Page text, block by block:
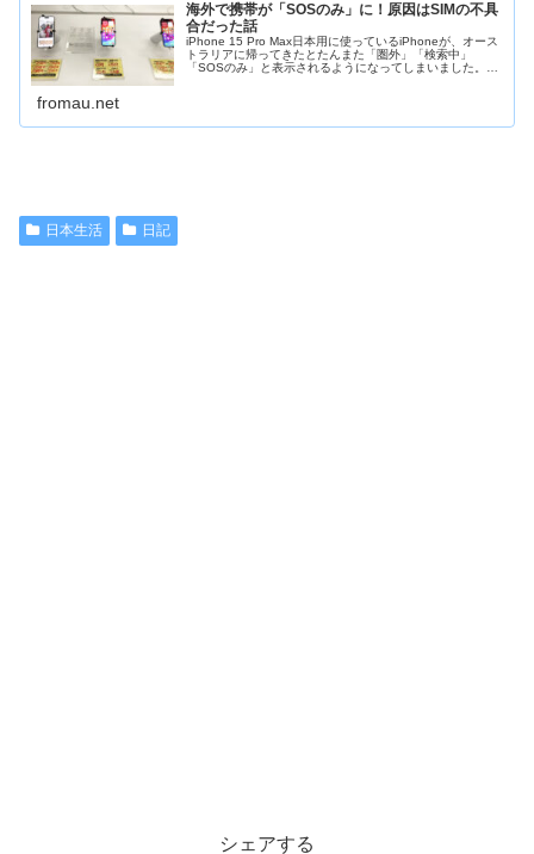
海外で携帯が「SOSのみ」に！原因はSIMの不具
合だった話
iPhone 15 Pro Max日本用に使っているiPhoneが、オース
トラリアに帰ってきたとたんまた「圏外」「検索中」
「SOSのみ」と表示されるようになってしまいました。前
fromau.net
日本生活 日記
シェアする